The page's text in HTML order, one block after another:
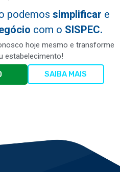
podemos simplificar e
com o SISPEC.
hoje mesmo e transforme
estabelecimento!
SAIBA MAIS